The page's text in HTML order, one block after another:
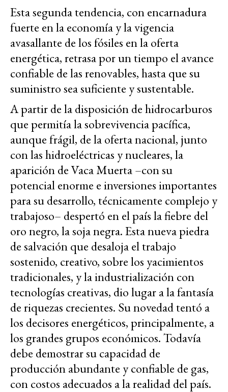
Esta segunda tendencia, con encarnadura
fuerte en la economía y la vigencia
avasallante de los fósiles en la oferta
energética, retrasa por un tiempo el avance
confiable de las renovables, hasta que su
suministro sea suficiente y sustentable.
A partir de la disposición de hidrocarburos
que permitía la sobrevivencia pacífica,
aunque frágil, de la oferta nacional, junto
con las hidroeléctricas y nucleares, la
aparición de Vaca Muerta –con su
potencial enorme e inversiones importantes
para su desarrollo, técnicamente complejo y
trabajoso– despertó en el país la fiebre del
oro negro, la soja negra. Esta nueva piedra
de salvación que desaloja el trabajo
sostenido, creativo, sobre los yacimientos
tradicionales, y la industrialización con
tecnologías creativas, dio lugar a la fantasía
de riquezas crecientes. Su novedad tentó a
los decisores energéticos, principalmente, a
los grandes grupos económicos. Todavía
debe demostrar su capacidad de
producción abundante y confiable de gas,
con costos adecuados a la realidad del país.